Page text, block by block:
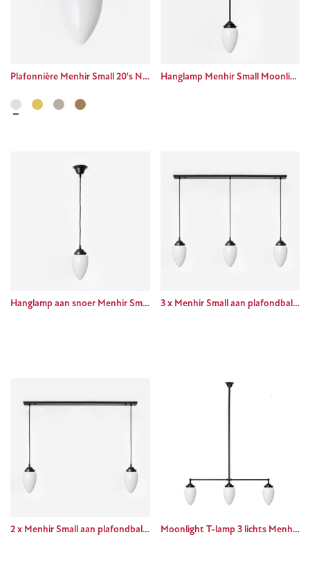
Plafonnière Menhir Small 20's Nikkel Hanglamp Menhir Small Moonlight
Hanglamp aan snoer Menhir Small Moonlight 3 x Menhir Small aan plafondbalk Moonlight
2 x Menhir Small aan plafondbalk Moonlight Moonlight T-lamp 3 lichts Menhir Small